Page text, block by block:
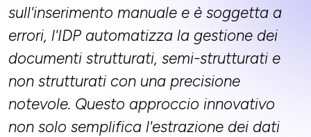
sull'inserimento manuale e è soggetta a
errori, l'IDP automatizza la gestione dei
documenti strutturati, semi-strutturati e
non strutturati con una precisione
notevole. Questo approccio innovativo
non solo semplifica l'estrazione dei dati